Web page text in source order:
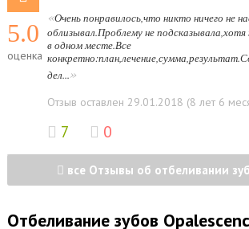
5.0
оценка
«Очень понравилось,что никто ничего не
облизывал.Проблему не подсказывала,хотя
в одном месте.Все
дел...»
Отзыв оставлен 29.01.2018 (8 лет 6
7 0
все Отзывы об отбеливании
Отбеливание зубов